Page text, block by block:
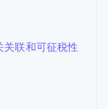
联和可征税性